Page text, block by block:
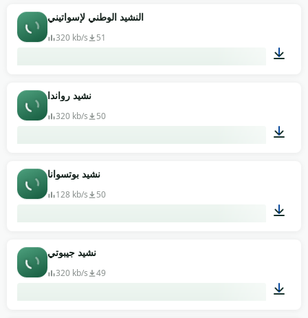
النشيد الوطني لإسواتيني
320 kb/s 51
نشيد رواندا
320 kb/s 50
نشيد بوتسوانا
128 kb/s 50
نشيد جيبوتي
320 kb/s 49